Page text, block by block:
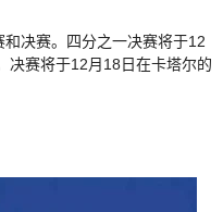
决赛。四分之一决赛将于12
决赛将于12月18日在卡塔尔的